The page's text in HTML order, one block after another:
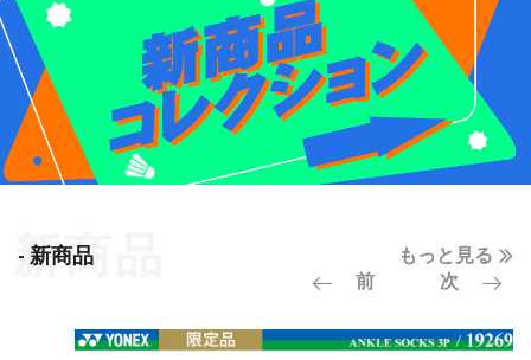
- 新商品
もっと見る
前
次